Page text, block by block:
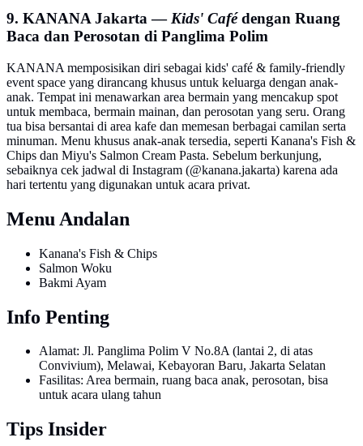
9. KANANA Jakarta — Kids' Cafédengan Ruang
Baca dan Perosotan di Panglima Polim
KANANA memposisikan diri sebagai kids' café & family-friendly
event space yang dirancang khusus untuk keluarga dengan anak-
anak. Tempat ini menawarkan area bermain yang mencakup spot
untuk membaca, bermain mainan, dan perosotan yang seru. Orang
tua bisa bersantai di area kafe dan memesan berbagai camilan serta
minuman. Menu khusus anak-anak tersedia, seperti Kanana's Fish &
Chips dan Miyu's Salmon Cream Pasta. Sebelum berkunjung,
sebaiknya cek jadwal di Instagram (@kanana.jakarta) karena ada
hari tertentu yang digunakan untuk acara privat.
Menu Andalan
Kanana's Fish & Chips
Salmon Woku
Bakmi Ayam
Info Penting
Alamat: Jl. Panglima Polim V No.8A (lantai 2, di atas
Convivium), Melawai, Kebayoran Baru, Jakarta Selatan
Fasilitas: Area bermain, ruang baca anak, perosotan, bisa
untuk acara ulang tahun
Tips Insider